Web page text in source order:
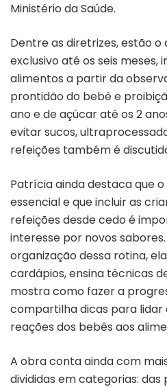
Ministério da Saúde.
Dentre as diretrizes, estão
exclusivo até os seis meses,
alimentos a partir da
prontidão do bebê e
ano e de açúcar até os 2
evitar sucos,
refeições também é
Patrícia ainda destaca que
essencial e que incluir as
refeições desde cedo é
interesse por novos
organização dessa rotina,
cardápios, ensina técnicas
mostra como fazer a
compartilha dicas para lidar
reações dos bebês aos
A obra conta ainda com
divididas em categorias: